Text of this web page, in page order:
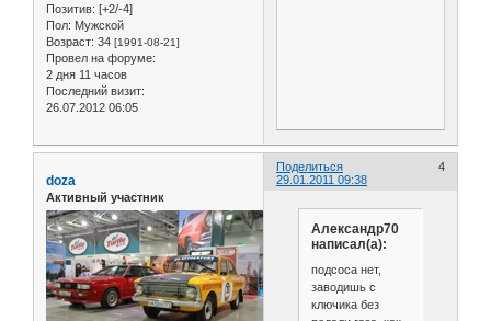
Позитив: [+2/-4]
Пол: Мужской
Возраст: 34 [1991-08-21]
Провел на форуме:
2 дня 11 часов
Последний визит:
26.07.2012 06:05
Поделиться
4
29.01.2011 09:38
doza
Активный участник
Александр70
написал(а):
подсоса нет,
заводишь с
ключика без